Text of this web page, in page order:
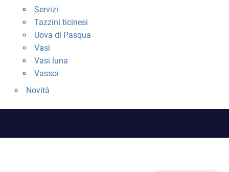
Servizi
Tazzini ticinesi
Uova di Pasqua
Vasi
Vasi luna
Vassoi
Novità